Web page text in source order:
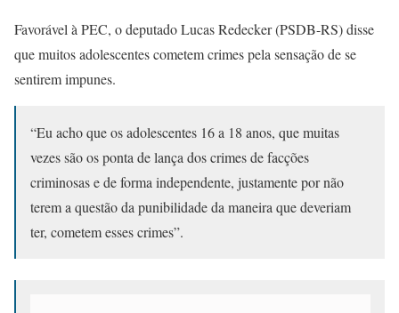
Favorável à PEC, o deputado Lucas Redecker (PSDB-RS) disse
que muitos adolescentes cometem crimes pela sensação de se
sentirem impunes.
“Eu acho que os adolescentes 16 a 18 anos, que muitas
vezes são os ponta de lança dos crimes de facções
criminosas e de forma independente, justamente por não
terem a questão da punibilidade da maneira que deveriam
ter, cometem esses crimes”.